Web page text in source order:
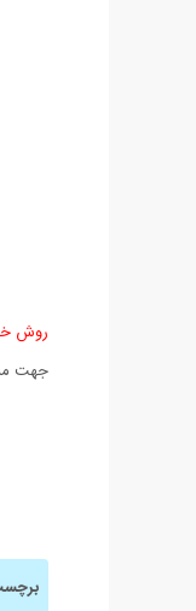
روش
جهت